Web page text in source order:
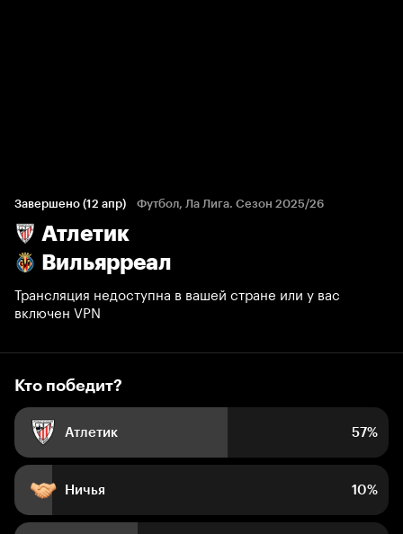
Завершено (12 апр) Футбол, Ла Лига. Сезон 2025/26
Атлетик
Вильярреал
Трансляция недоступна в вашей стране или у вас
включен VPN
57% 10%
Кто победит?
Атлетик 57%
Ничья 10%